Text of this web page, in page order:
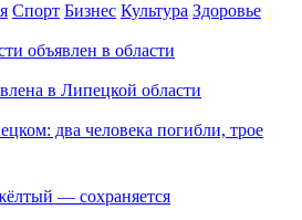
Спорт Бизнес Культура Здоровье
объявлен в области
в Липецкой области
два человека погибли, трое
— сохраняется